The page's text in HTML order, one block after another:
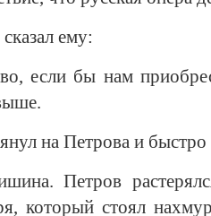
ему:
если бы нам
на Петрова и быстро
Петров
который стоял